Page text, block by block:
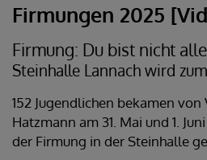
Firmungen 2025
Firmung: Du bist nicht
Steinhalle Lannach wird
152 Jugendlichen bekamen von
Hatzmann am 31. Mai und 1.
der Firmung in der Steinhalle